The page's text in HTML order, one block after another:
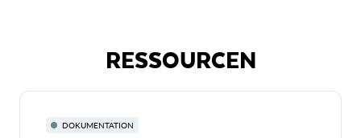
RESSOURCEN
DOKUMENTATION